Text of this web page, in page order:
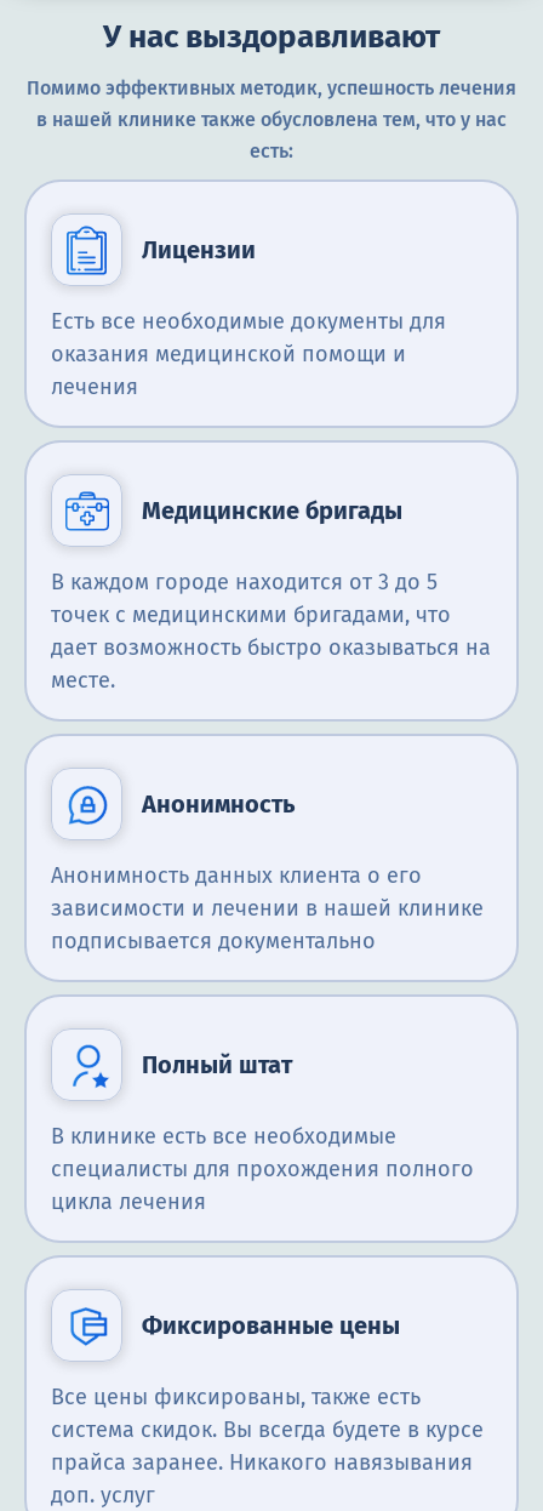
У нас выздоравливают
Помимо эффективных методик, успешность лечения
в нашей клинике также обусловлена тем, что у нас
есть:
Лицензии
Есть все необходимые документы для
оказания медицинской помощи и
лечения
Медицинские бригады
В каждом городе находится от 3 до 5
точек с медицинскими бригадами, что
дает возможность быстро оказываться на
месте.
Анонимность
Анонимность данных клиента о его
зависимости и лечении в нашей клинике
подписывается документально
Полный штат
В клинике есть все необходимые
специалисты для прохождения полного
цикла лечения
Фиксированные цены
Все цены фиксированы, также есть
система скидок. Вы всегда будете в курсе
прайса заранее. Никакого навязывания
доп. услуг